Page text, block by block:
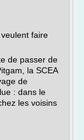
faire
de passer de
la SCEA
de
: dans le
les voisins